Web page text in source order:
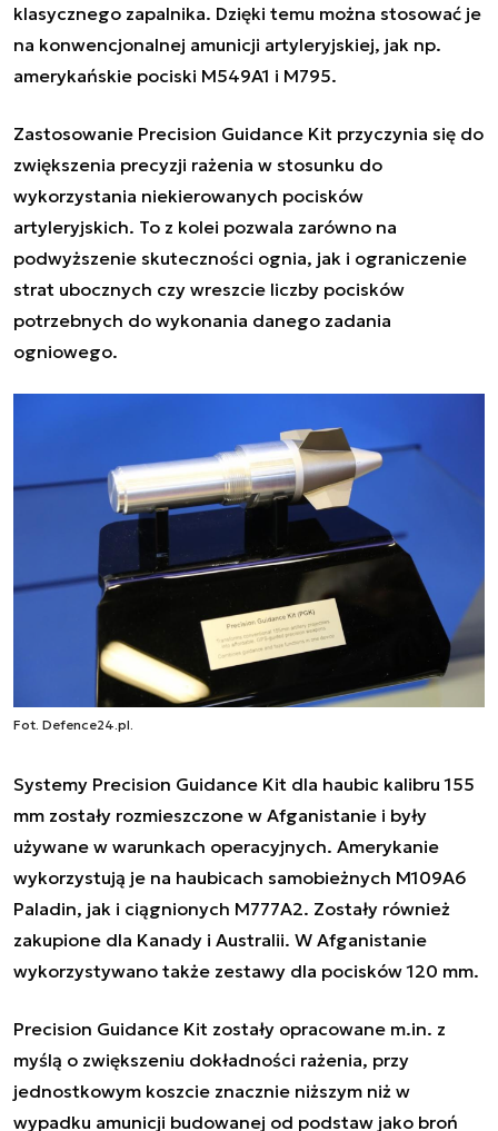
klasycznego zapalnika. Dzięki temu można stosować je
na konwencjonalnej amunicji artyleryjskiej, jak np.
amerykańskie pociski M549A1 i M795.
Zastosowanie Precision Guidance Kit przyczynia się do
zwiększenia precyzji rażenia w stosunku do
wykorzystania niekierowanych pocisków
artyleryjskich. To z kolei pozwala zarówno na
podwyższenie skuteczności ognia, jak i ograniczenie
strat ubocznych czy wreszcie liczby pocisków
potrzebnych do wykonania danego zadania
ogniowego.
Fot. Defence24.pl.
Systemy Precision Guidance Kit dla haubic kalibru 155
mm zostały rozmieszczone w Afganistanie i były
używane w warunkach operacyjnych. Amerykanie
wykorzystują je na haubicach samobieżnych M109A6
Paladin, jak i ciągnionych M777A2. Zostały również
zakupione dla Kanady i Australii. W Afganistanie
wykorzystywano także zestawy dla pocisków 120 mm.
Precision Guidance Kit zostały opracowane m.in. z
myślą o zwiększeniu dokładności rażenia, przy
jednostkowym koszcie znacznie niższym niż w
wypadku amunicji budowanej od podstaw jako broń